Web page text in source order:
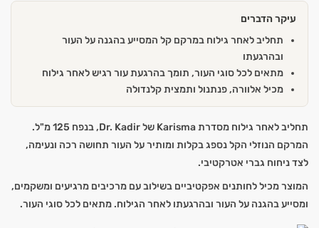
עיקר הדברים
תחליב לאחר גילוח במרקם קל המסייע בהגנה על העור
ובהרגעתו
מתאים לכל סוגי העור, תומך בהרגעת עור רגיש לאחר גילוח
מכיל אלוורה, פנתנול ותמצית קלנדולה
תחליב לאחר גילוח מסדרת Karisma של Dr. Kadir, בנפח 125 מ"ל.
המרקם הנוזלי הקל נספג בקלות ומותיר על העור תחושה רכה ונעימה,
לצד ניחוח גברי אטרקטיבי.
המוצר מכיל לחותנים אפקטיביים בשילוב עם מרכיבים מרגיעים ומשקמים,
ומסייע בהגנה על העור ובהרגעתו לאחר הגילוח. מתאים לכל סוגי העור.